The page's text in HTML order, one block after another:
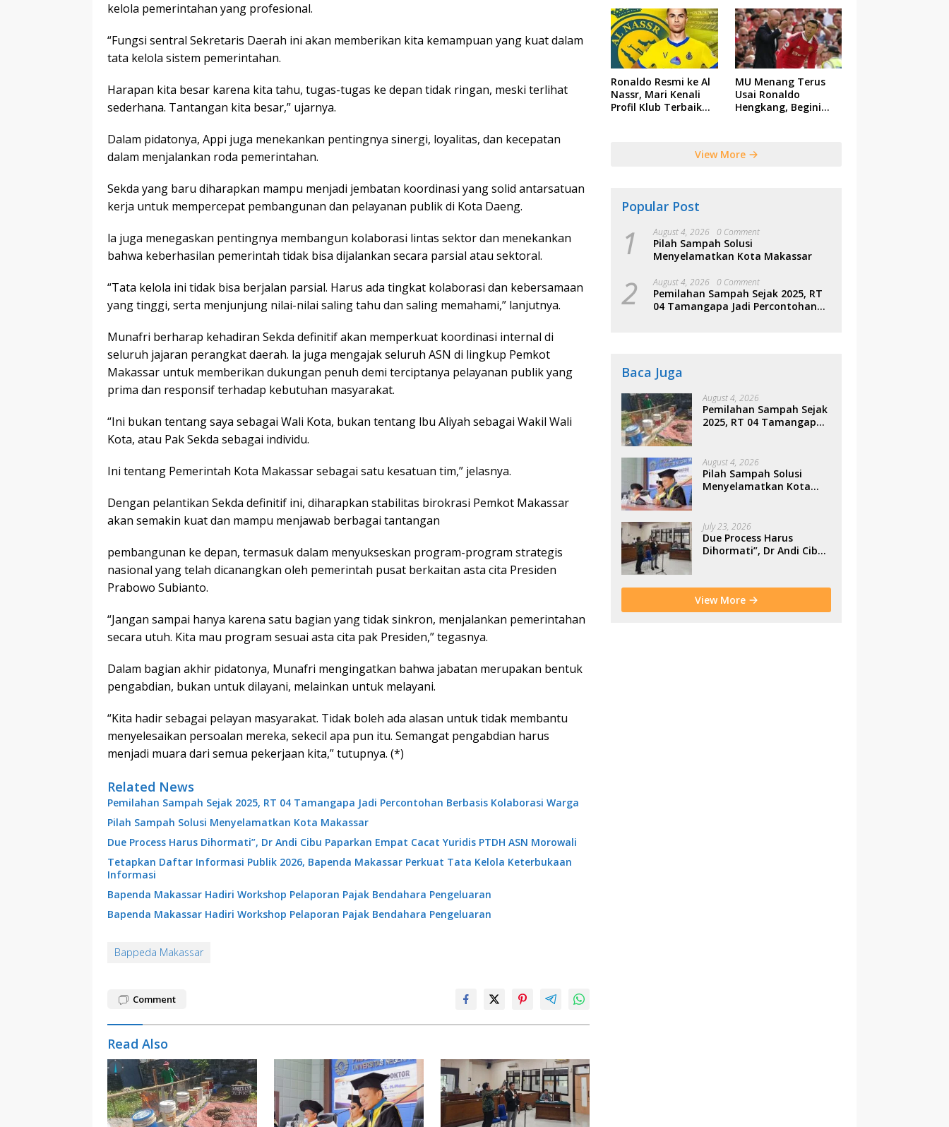
kelola pemerintahan yang profesional.
“Fungsi sentral Sekretaris Daerah ini akan memberikan kita kemampuan yang kuat dalam
tata kelola sistem pemerintahan.
Harapan kita besar karena kita tahu, tugas-tugas ke depan tidak ringan, meski terlihat
sederhana. Tantangan kita besar,” ujarnya.
Dalam pidatonya, Appi juga menekankan pentingnya sinergi, loyalitas, dan kecepatan
dalam menjalankan roda pemerintahan.
Sekda yang baru diharapkan mampu menjadi jembatan koordinasi yang solid antarsatuan
kerja untuk mempercepat pembangunan dan pelayanan publik di Kota Daeng.
la juga menegaskan pentingnya membangun kolaborasi lintas sektor dan menekankan
bahwa keberhasilan pemerintah tidak bisa dijalankan secara parsial atau sektoral.
“Tata kelola ini tidak bisa berjalan parsial. Harus ada tingkat kolaborasi dan kebersamaan
yang tinggi, serta menjunjung nilai-nilai saling tahu dan saling memahami,” lanjutnya.
Munafri berharap kehadiran Sekda definitif akan memperkuat koordinasi internal di
seluruh jajaran perangkat daerah. la juga mengajak seluruh ASN di lingkup Pemkot
Makassar untuk memberikan dukungan penuh demi terciptanya pelayanan publik yang
prima dan responsif terhadap kebutuhan masyarakat.
“Ini bukan tentang saya sebagai Wali Kota, bukan tentang lbu Aliyah sebagai Wakil Wali
Kota, atau Pak Sekda sebagai individu.
Ini tentang Pemerintah Kota Makassar sebagai satu kesatuan tim,” jelasnya.
Dengan pelantikan Sekda definitif ini, diharapkan stabilitas birokrasi Pemkot Makassar
akan semakin kuat dan mampu menjawab berbagai tantangan
pembangunan ke depan, termasuk dalam menyukseskan program-program strategis
nasional yang telah dicanangkan oleh pemerintah pusat berkaitan asta cita Presiden
Prabowo Subianto.
“Jangan sampai hanya karena satu bagian yang tidak sinkron, menjalankan pemerintahan
secara utuh. Kita mau program sesuai asta cita pak Presiden,” tegasnya.
Dalam bagian akhir pidatonya, Munafri mengingatkan bahwa jabatan merupakan bentuk
pengabdian, bukan untuk dilayani, melainkan untuk melayani.
“Kita hadir sebagai pelayan masyarakat. Tidak boleh ada alasan untuk tidak membantu
menyelesaikan persoalan mereka, sekecil apa pun itu. Semangat pengabdian harus
menjadi muara dari semua pekerjaan kita,” tutupnya. (*)
Related News
Pemilahan Sampah Sejak 2025, RT 04 Tamangapa Jadi Percontohan Berbasis Kolaborasi Warga
Pilah Sampah Solusi Menyelamatkan Kota Makassar
Due Process Harus Dihormati”, Dr Andi Cibu Paparkan Empat Cacat Yuridis PTDH ASN Morowali
Tetapkan Daftar Informasi Publik 2026, Bapenda Makassar Perkuat Tata Kelola Keterbukaan
Informasi
Bapenda Makassar Hadiri Workshop Pelaporan Pajak Bendahara Pengeluaran
Bapenda Makassar Hadiri Workshop Pelaporan Pajak Bendahara Pengeluaran
Bappeda Makassar
Comment
Read Also
Ronaldo Resmi ke Al
Nassr, Mari Kenali
Profil Klub Terbaik
MU Menang Terus
Usai Ronaldo
Hengkang, Begini
View More
Popular Post
1 August 4, 2026 0 Comment
Pilah Sampah Solusi
Menyelamatkan Kota Makassar
2 August 4, 2026 0 Comment
Pemilahan Sampah Sejak 2025, RT
04 Tamangapa Jadi Percontohan
Baca Juga
August 4, 2026
Pemilahan Sampah Sejak
2025, RT 04 Tamangapa
Warga
August 4, 2026
Pilah Sampah Solusi
Menyelamatkan Kota
July 23, 2026
Due Process Harus
Dihormati”, Dr Andi Cibu
Morowali
View More